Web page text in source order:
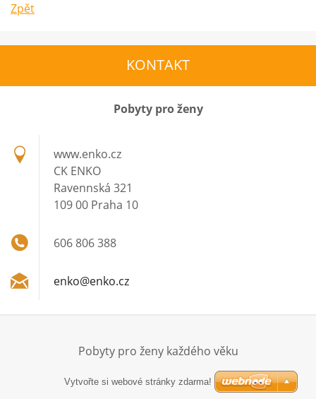
Zpět
KONTAKT
Pobyty pro ženy
www.enko.cz
CK ENKO
Ravennská 321
109 00 Praha 10
606 806 388
enko@enko.cz
Pobyty pro ženy každého věku
Vytvořte si webové stránky zdarma!